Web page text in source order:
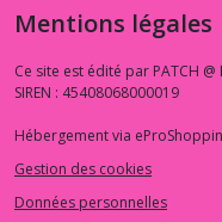
Mentions légales
Ce site est édité par PATCH @
SIREN : 45408068000019
Hébergement via
Gestion des cookies
Données personnelles